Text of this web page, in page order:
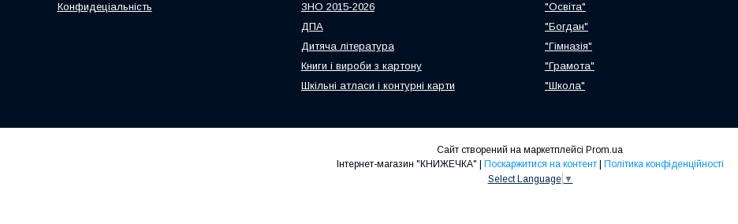
Конфидеціальність
ЗНО 2015-2026
ДПА
Дитяча література
Книги і вироби з картону
Шкільні атласи і контурні карти
"Освіта"
"Богдан"
"Гімназія"
"Грамота"
"Школа"
Сайт створений на маркетплейсі Prom.ua
Поскаржитися на контент
Політика конфіденційності
Select Language ▼